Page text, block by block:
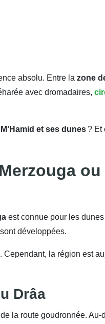
absolu. Entre la zone
avec dromadaires,
M’Hamid et ses dunes? Et
ou
est connue pour les
développées.
. Cependant, la région est
Drâa
la route goudronnée.